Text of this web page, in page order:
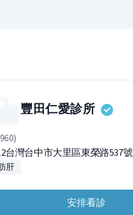
豐田仁愛診所
台灣台中市大里區東榮路537號
肝
安排看診